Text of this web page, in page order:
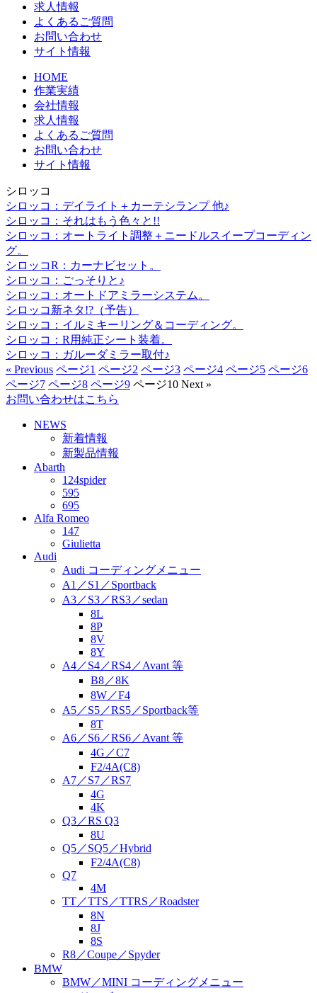
求人情報
よくあるご質問
お問い合わせ
サイト情報
HOME
作業実績
会社情報
求人情報
よくあるご質問
お問い合わせ
サイト情報
シロッコ
シロッコ：デイライト＋カーテシランプ 他♪
シロッコ：それはもう色々と!!
シロッコ：オートライト調整＋ニードルスイープコーディン
グ。
シロッコR：カーナビセット。
シロッコ：ごっそりと♪
シロッコ：オートドアミラーシステム。
シロッコ新ネタ!?（予告）
シロッコ：イルミキーリング＆コーディング。
シロッコ：R用純正シート装着。
シロッコ：ガルーダミラー取付♪
« Previous ページ1 ページ2 ページ3 ページ4 ページ5 ページ6
ページ7 ページ8 ページ9 ページ10 Next »
お問い合わせはこちら
NEWS
新着情報
新製品情報
Abarth
124spider
595
695
Alfa Romeo
147
Giulietta
Audi
Audi コーディングメニュー
A1／S1／Sportback
A3／S3／RS3／sedan
8L
8P
8V
8Y
A4／S4／RS4／Avant 等
B8／8K
8W／F4
A5／S5／RS5／Sportback等
8T
A6／S6／RS6／Avant 等
4G／C7
F2/4A(C8)
A7／S7／RS7
4G
4K
Q3／RS Q3
8U
Q5／SQ5／Hybrid
F2/4A(C8)
Q7
4M
TT／TTS／TTRS／Roadster
8N
8J
8S
R8／Coupe／Spyder
BMW
BMW／MINI コーディングメニュー